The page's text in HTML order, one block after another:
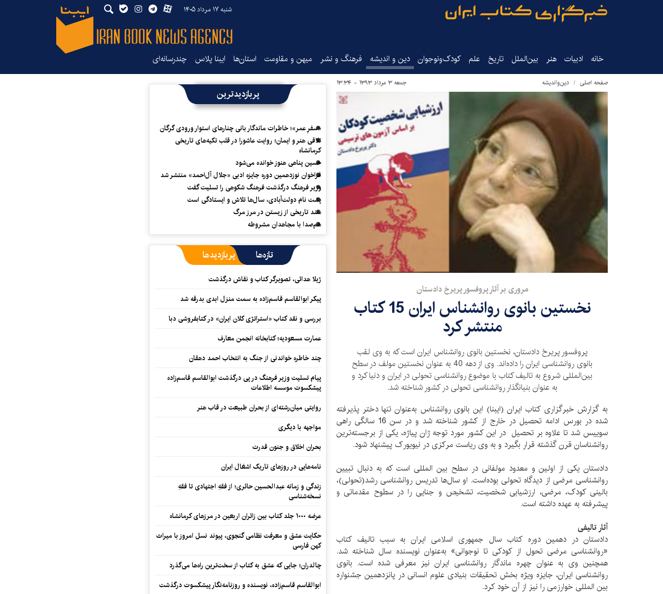
شنبه ۱۷ مرداد ۱۴۰۵
خانه ادبیات هنر بین‌الملل تاریخ‌ علم کودک‌ونوجوان دین و اندیشه فرهنگ و نشر میهن و مقاومت استان‌ها ایبنا پلاس چندرسانه‌ای
صفحه اصلی دین‌واندیشه جمعه ۳ مرداد ۱۳۹۳ - ۱۳:۳۴
مروری بر آثار پروفسور پریرخ دادستان
نخستین بانوی روانشناس ایران 15 كتاب
منتشر كرد
پروفسور پریرخ دادستان، نخستین بانوی روانشناس ایران است که به وی لقب
بانوی روانشناسی ایران را داده‌اند. وی از دهه 40 به‌ عنوان نخستین مولف در سطح
بین‌المللی شروع به تالیف کتاب با موضوع روانشناسی تحولی در ایران و دنیا کرد و
به عنوان بنیانگذار روانشناسی تحولی در کشور شناخته شد.
به گزارش خبرگزاری کتاب ایران (ایبنا) این بانوی روانشناس به‌عنوان تنها دختر پذیرفته
شده در بورس ادامه تحصیل در خارج از کشور شناخته شد و در سن 16 سالگی راهی
سوییس شد تا علاوه بر تحصیل در این کشور مورد توجه ژان پیاژه، یکی از برجسته‌ترین
روانشناسان قرن گذشته قرار بگیرد و به وی ریاست مرکزی در نیویورک پیشنهاد شود.
دادستان یکی از اولین و معدود مولفانی در سطح بین المللی است که به دنبال تبیین
روانشناسی مرضی از دیدگاه تحولی بوده‌است. او سال‌ها تدریس روانشناسی رشد(تحولی)،
بالینی کودک، مرضی، ارزشیابی شخصیت، تشخیص و جنایی را در سطوح مقدماتی و
پیشرفته به عهده داشته است.
آثار تالیفی
دادستان در دهمین دوره کتاب سال جمهوری اسلامی ایران به سبب تالیف کتاب
«روانشناسی مرضی تحول از کودکی تا نوجوانی» به‌عنوان نویسنده سال شناخته شد.
همچنین وی به عنوان چهره‌ ماندگار روانشناسی ایران نیز معرفی شده است. بانوی
روانشناسی ایران، جایزه ویژه بخش تحقیقات بنیادی علوم انسانی در پانزدهمین جشنواره
بین المللی خوارزمی را نیز از آن خود کرد.
پربازدیدترین
«سفرِ عمر»؛ خاطرات ماندگار بانی چنارهای استوار ورودی گرگان
تلاقی هنر و ایمان؛ روایت عاشورا در قلب تکیه‌های تاریخی
کرمانشاه
حسین پناهی هنوز خوانده می‌شود
فراخوان نوزدهمین دوره جایزه ادبی «جلال آل‌احمد» منتشر شد
وزیر فرهنگ درگذشت فرهنگ شکوهی را تسلیت گفت
پشت نام دولت‌آبادی، سال‌ها تلاش و ایستادگی است
سند تاریخی از زیستن در مرز مرگ
هم‌صدا با مجاهدان مشروطه
تازه‌ها پربازدیدها
ژیلا هدائی، تصویرگر کتاب و نقاش درگذشت
پیکر ابوالقاسم قاسم‌زاده به سمت منزل ابدی بدرقه شد
بررسی و نقد کتاب «استراتژی کلان ایران» در کتابفروشی دبا
عمارت مسعودیه؛ کتابخانه انجمن معارف
چند خاطره خواندنی از جنگ به انتخاب احمد دهقان
پیام تسلیت وزیر فرهنگ در پی درگذشت ابوالقاسم قاسم‌زاده
پیشکسوت موسسه اطلاعات
روایتی میان‌رشته‌ای از بحران طبیعت در قاب هنر
مواجهه با دیگری
بحران اخلاق و جنون قدرت
نامه‌هایی در روزهای تاریک اشغال ایران
زندگی و زمانه عبدالحسین حائری؛ از فقهِ اجتهادی تا فقهِ
نسخه‌شناسی
عرضه ۱۰۰۰ جلد کتاب بین زائران اربعین در مرزهای کرمانشاه
حکایت عشق و معرفت نظامی گنجوی، پیوند نسل امروز با میراث
کهن فارسی
چالدران؛ جایی که عشق به کتاب از سخت‌ترین راه‌ها می‌گذرد
ابوالقاسم قاسم‌زاده، نویسنده و روزنامه‌نگار پیشکسوت درگذشت